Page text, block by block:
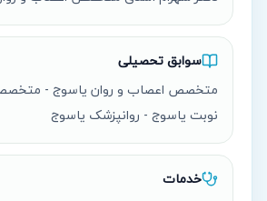
سوابق تحصیلی
متخصص اعصاب و روان یاسوج -
نوبت یاسوج - روانپزشک یاسوج
خدمات